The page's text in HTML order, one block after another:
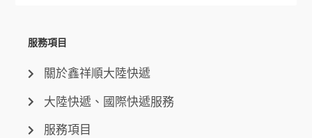
服務項目
關於鑫祥順大陸快遞
大陸快遞、國際快遞服務
服務項目